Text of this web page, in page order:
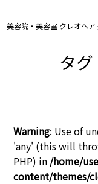
美容院・美容室 クレオヘ
タ
Warning: Use of
'any' (this will
PHP) in /home/
content/themes/